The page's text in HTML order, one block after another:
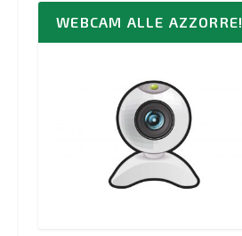
WEBCAM ALLE AZZORRE!